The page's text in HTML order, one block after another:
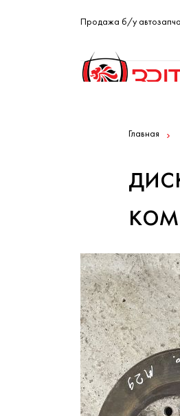
Продажа б/у
Главная